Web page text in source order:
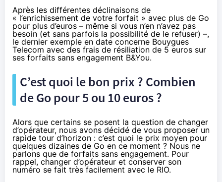
Après les différentes déclinaisons de
« l’enrichissement de votre forfait » avec plus de Go
pour plus d’euros – même si vous n’en n’avez pas
besoin (et sans parfois la possibilité de le refuser) –,
le dernier exemple en date concerne Bouygues
Telecom avec des frais de résiliation de 5 euros sur
ses forfaits sans engagement B&You.
C’est quoi le bon prix ? Combien
de Go pour 5 ou 10 euros ?
Alors que certains se posent la question de changer
d’opérateur, nous avons décidé de vous proposer un
rapide tour d’horizon : c’est quoi le prix moyen pour
quelques dizaines de Go en ce moment ? Nous ne
parlons que de forfaits sans engagement. Pour
rappel, changer d’opérateur et conserver son
numéro se fait très facilement avec le RIO.